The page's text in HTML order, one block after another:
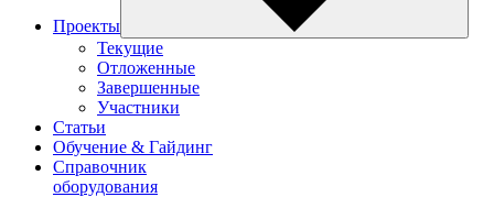
Проекты
Текущие
Отложенные
Завершенные
Участники
Статьи
Обучение & Гайдинг
Справочник
оборудования